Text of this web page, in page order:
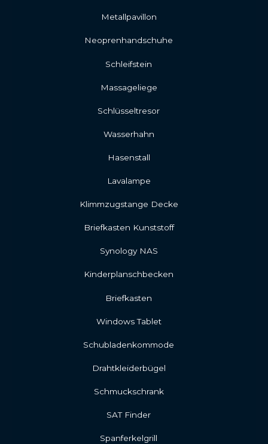
Metallpavillon
Neoprenhandschuhe
Schleifstein
Massageliege
Schlüsseltresor
Wasserhahn
Hasenstall
Lavalampe
Klimmzugstange Decke
Briefkasten Kunststoff
Synology NAS
Kinderplanschbecken
Briefkasten
Windows Tablet
Schubladenkommode
Drahtkleiderbügel
Schmuckschrank
SAT Finder
Spanferkelgrill